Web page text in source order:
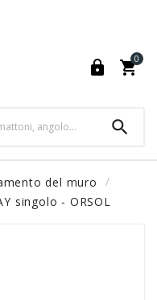
 
0

del muro
singolo - ORSOL